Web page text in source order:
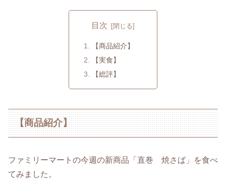
目次
【商品紹介】
【実食】
【総評】
【商品紹介】
ファミリーマートの今週の新商品「直巻 焼さば」を食べ
てみました。